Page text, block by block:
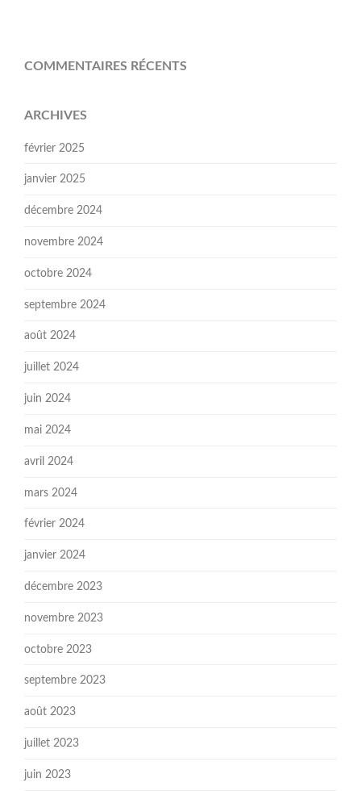
COMMENTAIRES RÉCENTS
ARCHIVES
février 2025
janvier 2025
décembre 2024
novembre 2024
octobre 2024
septembre 2024
août 2024
juillet 2024
juin 2024
mai 2024
avril 2024
mars 2024
février 2024
janvier 2024
décembre 2023
novembre 2023
octobre 2023
septembre 2023
août 2023
juillet 2023
juin 2023